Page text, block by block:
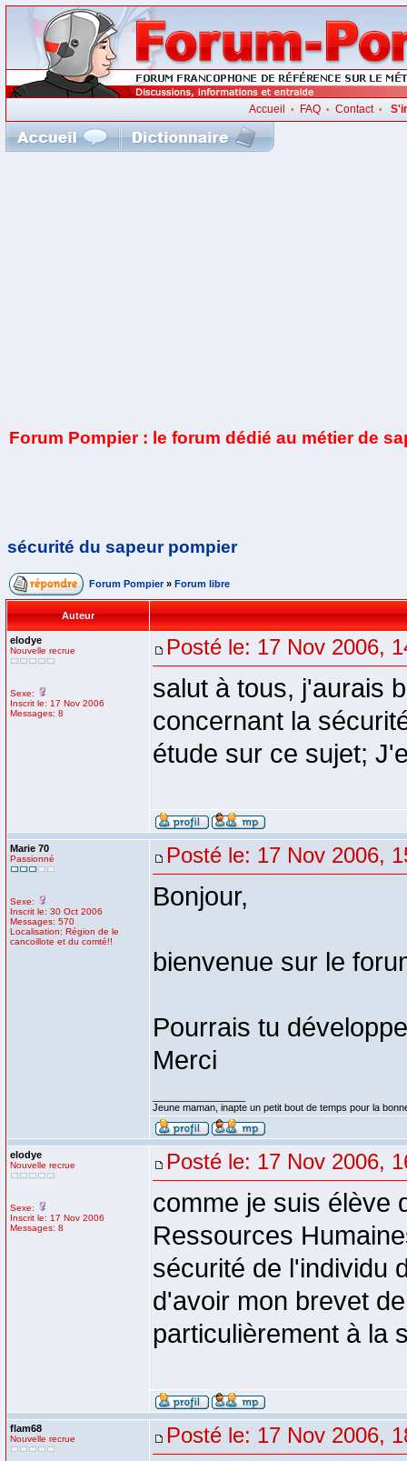
Accueil • FAQ• Contact•
Forum Pompier : le forum dédié au métier de
sécurité du sapeur pompier
Forum Pompier » Forum libre
Auteur
elodye
Nouvelle recrue
Sexe:
Inscrit le: 17 Nov 2006
Messages: 8
Posté le: 17 Nov 2006,
salut à tous, j'aurais
concernant la
étude sur ce sujet;
Marie 70
Passionné
Sexe:
Inscrit le: 30 Oct 2006
Messages: 570
Localisation: Région de le
cancoillote et du comté!!
Posté le: 17 Nov 2006,
Bonjour,
bienvenue sur le
Pourrais tu
Merci
Jeune maman, inapte un petit bout de temps pour la
elodye
Nouvelle recrue
Sexe:
Inscrit le: 17 Nov 2006
Messages: 8
Posté le: 17 Nov 2006,
comme je suis élève
Ressources
sécurité de l'individu
d'avoir mon brevet
particulièrement à la
flam68
Nouvelle recrue Posté le: 17 Nov 2006,